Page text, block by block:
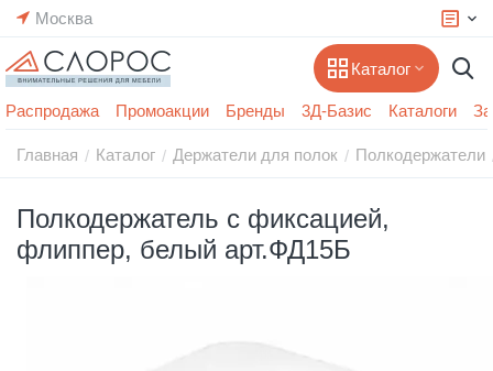
Москва
Каталог
Распродажа Промоакции Бренды 3Д-Базис Каталоги
Главная / Каталог / Держатели для полок / Полкодержатели
Полкодержатель с фиксацией,
флиппер, белый арт.ФД15Б